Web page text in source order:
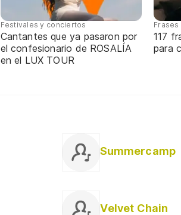
Festivales y conciertos
Cantantes que ya pasaron por
el confesionario de ROSALÍA
en el LUX TOUR
117
para
Summercamp
Velvet Chain